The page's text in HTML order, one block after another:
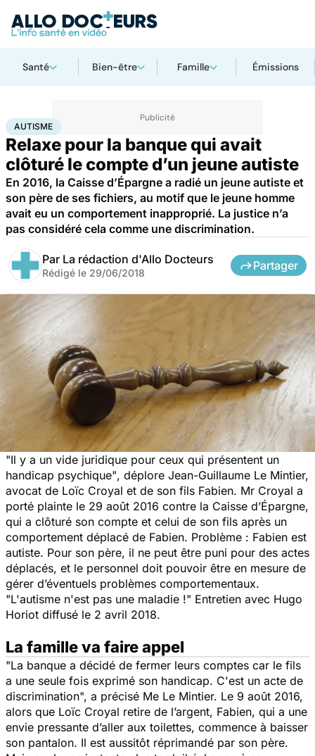
Santé Bien-être Famille Émissions
AccueilSanté Autisme
AUTISME
Relaxe pour la banque qui avait
clôturé le compte d’un jeune autiste
En 2016, la Caisse d’Épargne a radié un jeune autiste et
son père de ses fichiers, au motif que le jeune homme
avait eu un comportement inapproprié. La justice n’a
pas considéré cela comme une discrimination.
Par La rédaction d'Allo Docteurs
Rédigé le 29/06/2018
Partager
"Il y a un vide juridique pour ceux qui présentent un
handicap psychique", déplore Jean-Guillaume Le Mintier,
avocat de Loïc Croyal et de son fils Fabien. Mr Croyal a
porté plainte le 29 août 2016 contre la Caisse d’Épargne,
qui a clôturé son compte et celui de son fils après un
comportement déplacé de Fabien. Problème : Fabien est
autiste. Pour son père, il ne peut être puni pour des actes
déplacés, et le personnel doit pouvoir être en mesure de
gérer d’éventuels problèmes comportementaux.
"L'autisme n'est pas une maladie !" Entretien avec Hugo
Horiot diffusé le 2 avril 2018.
La famille va faire appel
"La banque a décidé de fermer leurs comptes car le fils
a une seule fois exprimé son handicap. C'est un acte de
discrimination", a précisé Me Le Mintier. Le 9 août 2016,
alors que Loïc Croyal retire de l’argent, Fabien, qui a une
envie pressante d’aller aux toilettes, commence à baisser
son pantalon. Il est aussitôt réprimandé par son père.